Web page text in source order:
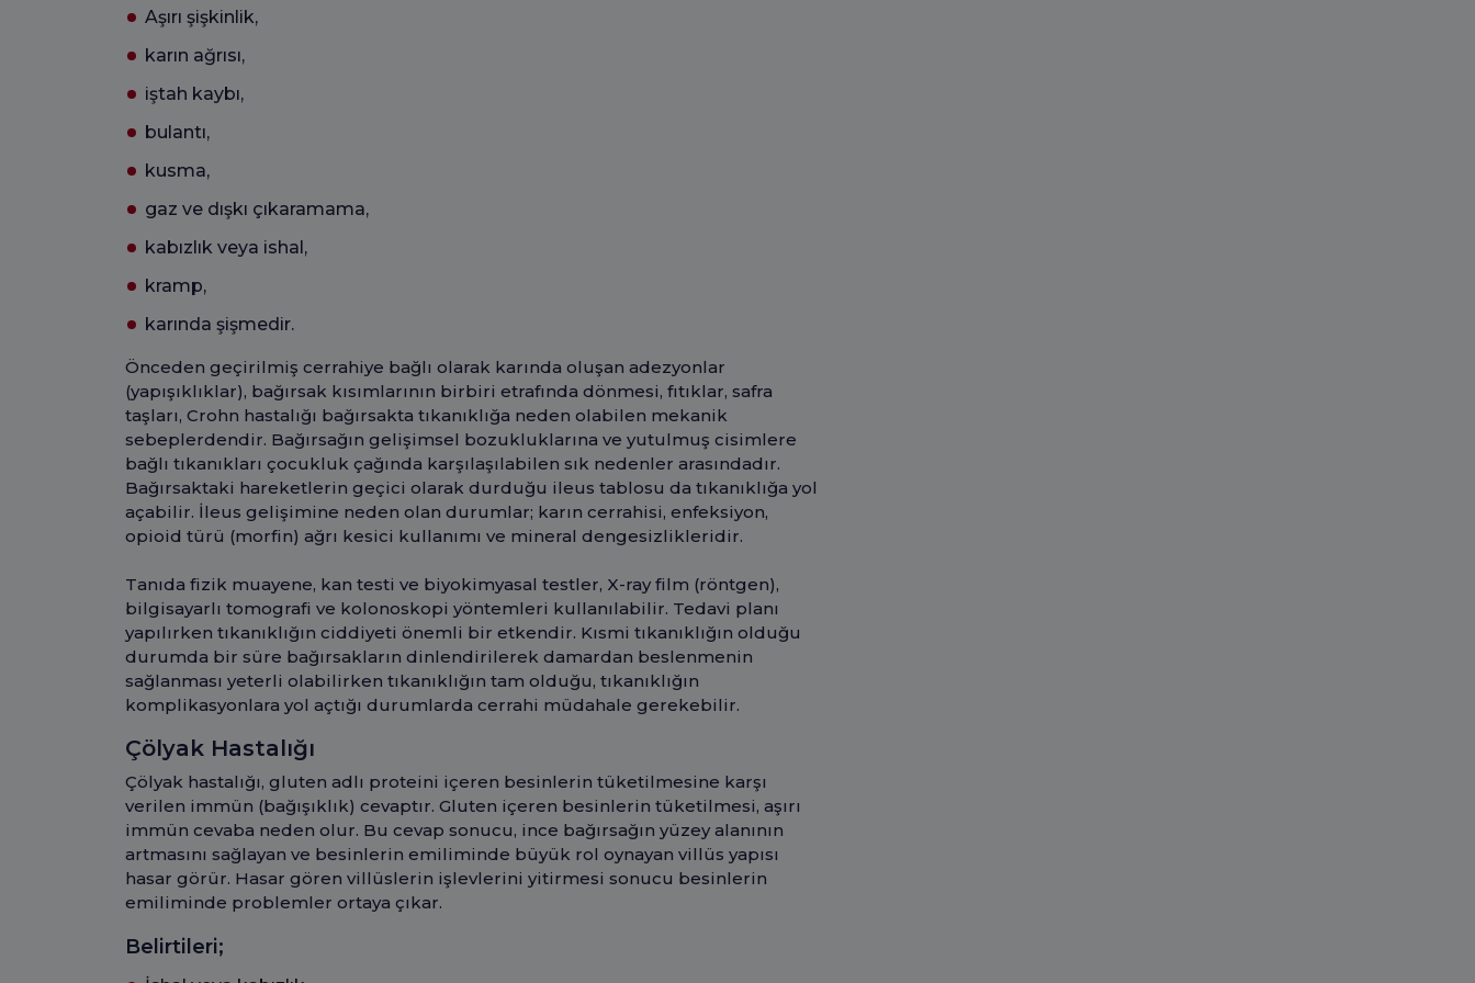
Aşırı şişkinlik,
karın ağrısı,
iştah kaybı,
bulantı,
kusma,
gaz ve dışkı çıkaramama,
kabızlık veya ishal,
kramp,
karında şişmedir.
Önceden geçirilmiş cerrahiye bağlı olarak karında oluşan adezyonlar
(yapışıklıklar), bağırsak kısımlarının birbiri etrafında dönmesi, fıtıklar, safra
taşları, Crohn hastalığı bağırsakta tıkanıklığa neden olabilen mekanik
sebeplerdendir. Bağırsağın gelişimsel bozukluklarına ve yutulmuş cisimlere
bağlı tıkanıkları çocukluk çağında karşılaşılabilen sık nedenler arasındadır.
Bağırsaktaki hareketlerin geçici olarak durduğu ileus tablosu da tıkanıklığa yol
açabilir. İleus gelişimine neden olan durumlar; karın cerrahisi, enfeksiyon,
opioid türü (morfin) ağrı kesici kullanımı ve mineral dengesizlikleridir.
Tanıda fizik muayene, kan testi ve biyokimyasal testler, X-ray film (röntgen),
bilgisayarlı tomografi ve kolonoskopi yöntemleri kullanılabilir. Tedavi planı
yapılırken tıkanıklığın ciddiyeti önemli bir etkendir. Kısmi tıkanıklığın olduğu
durumda bir süre bağırsakların dinlendirilerek damardan beslenmenin
sağlanması yeterli olabilirken tıkanıklığın tam olduğu, tıkanıklığın
komplikasyonlara yol açtığı durumlarda cerrahi müdahale gerekebilir.
Çölyak Hastalığı
Çölyak hastalığı, gluten adlı proteini içeren besinlerin tüketilmesine karşı
verilen immün (bağışıklık) cevaptır. Gluten içeren besinlerin tüketilmesi, aşırı
immün cevaba neden olur. Bu cevap sonucu, ince bağırsağın yüzey alanının
artmasını sağlayan ve besinlerin emiliminde büyük rol oynayan villüs yapısı
hasar görür. Hasar gören villüslerin işlevlerini yitirmesi sonucu besinlerin
emiliminde problemler ortaya çıkar.
Belirtileri;